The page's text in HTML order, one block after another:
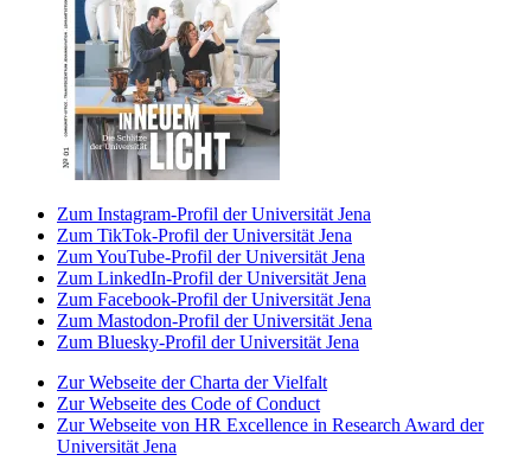
Zum Instagram-Profil der Universität Jena
Zum TikTok-Profil der Universität Jena
Zum YouTube-Profil der Universität Jena
Zum LinkedIn-Profil der Universität Jena
Zum Facebook-Profil der Universität Jena
Zum Mastodon-Profil der Universität Jena
Zum Bluesky-Profil der Universität Jena
Zur Webseite der Charta der Vielfalt
Zur Webseite des Code of Conduct
Zur Webseite von HR Excellence in Research Award der
Universität Jena